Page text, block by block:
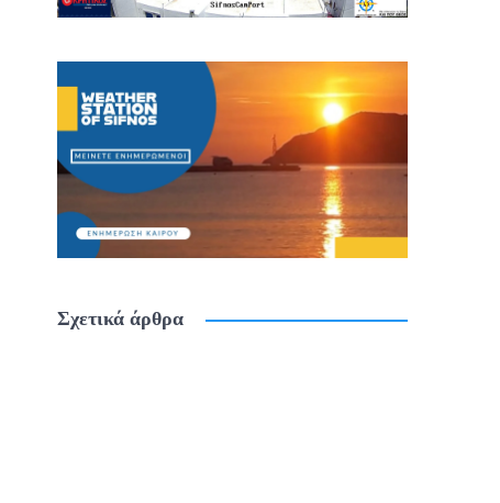
Σχετικά άρθρα